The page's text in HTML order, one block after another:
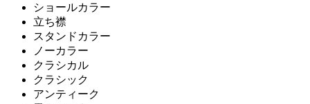
ショールカラー
立ち襟
スタンドカラー
ノーカラー
クラシカル
クラシック
アンティーク